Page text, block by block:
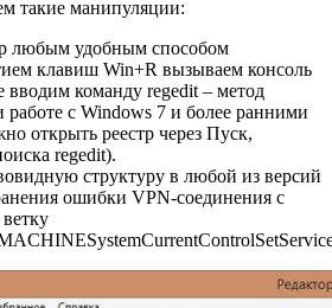
такие манипуляции:
любым удобным способом
клавиш Win+R вызываем консоль
вводим команду regedit – метод
с Windows 7 и более ранними
открыть реестр через Пуск,
regedit).
структуру в любой из версий
ошибки VPN-соединения с